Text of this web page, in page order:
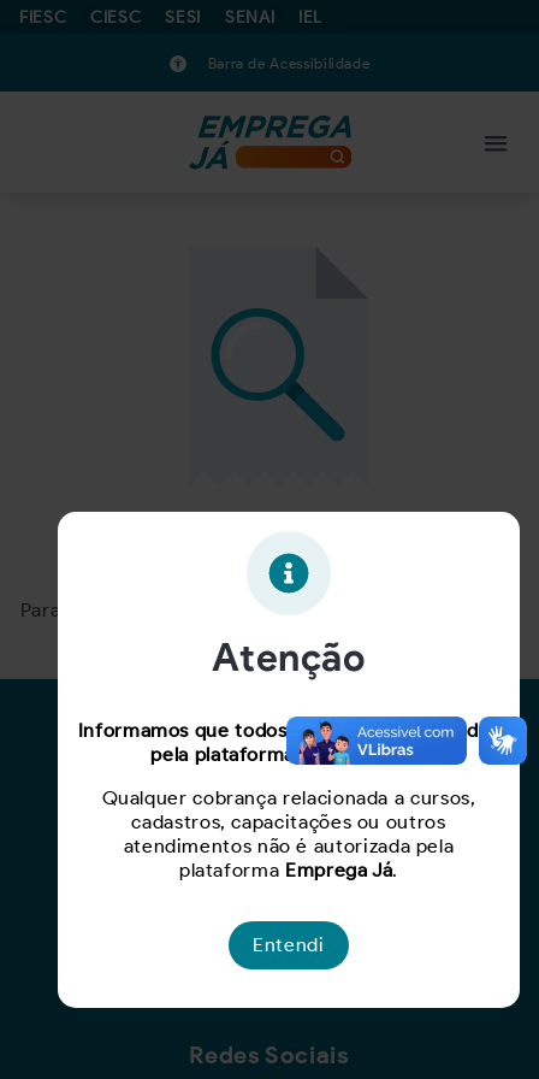
FIESC CIESC SESI SENAI IEL
Barra de Acessibilidade
Oportunidade expirada!
Para ver mais, acesse a páginaBuscar Oportunidades.
Para Candidatos
Cadastro de Currículo
Capacite-se
Criar Oportunidade
Redes Sociais
Atenção
Informamos que todos os serviços oferecidos
pela plataforma são gratuitos.
Qualquer cobrança relacionada a cursos,
cadastros, capacitações ou outros
atendimentos não é autorizada pela
plataforma Emprega Já.
Entendi